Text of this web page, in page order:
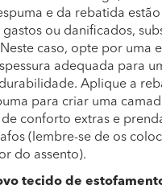
e da rebatida estão
ou danificados,
caso, opte por uma
adequada para
Aplique a
para criar uma
conforto extras e
(lembre-se de os
do assento).
tecido de